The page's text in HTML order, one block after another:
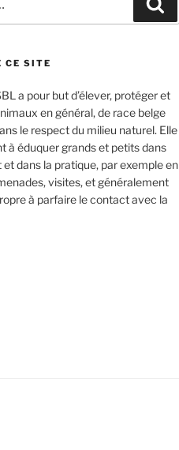
CE SITE
a pour but d’élever, protéger et
en général, de race belge
le respect du milieu naturel. Elle
à éduquer grands et petits dans
et dans la pratique, par exemple en
visites, et généralement
à parfaire le contact avec la